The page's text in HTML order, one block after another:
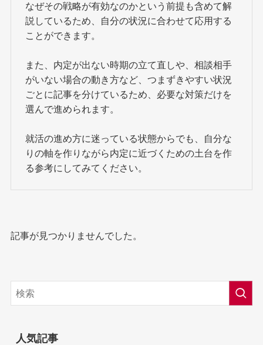
なぜその戦略が有効なのかという前提も含めて解
説しているため、自分の状況に合わせて応用する
ことができます。
また、内定が出ない時期の立て直しや、相談相手
がいない場合の動き方など、つまずきやすい状況
ごとに記事を分けているため、必要な対策だけを
選んで進められます。
就活の進め方に迷っている状態からでも、自分な
りの軸を作りながら内定に近づくための土台を作
る参考にしてみてください。
記事が見つかりませんでした。
人気記事